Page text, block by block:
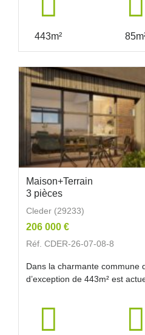
443m²
Maison+Terrain
3 pièces
Cleder (29233)
206 000 €
Réf. CDER-26-07-08-8
Dans la charmante commune
d’exception de 443m² est